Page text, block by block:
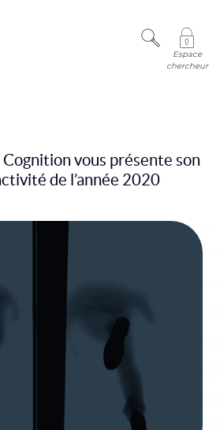
Espace
chercheur
vous présente son
de l’année 2020